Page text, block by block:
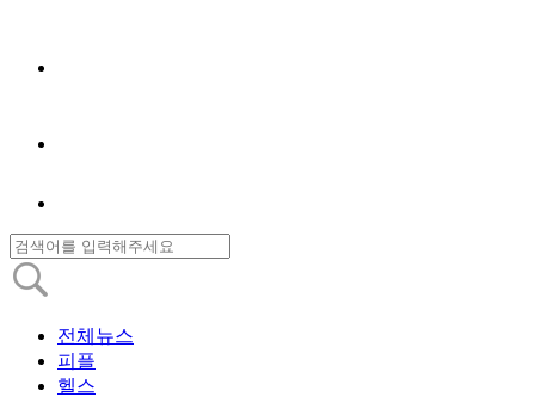
전체뉴스
피플
헬스